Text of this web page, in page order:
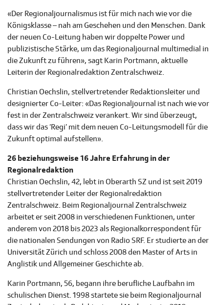
«Der Regionaljournalismus ist für mich nach wie vor die
Königsklasse – nah am Geschehen und den Menschen. Dank
der neuen Co-Leitung haben wir doppelte Power und
publizistische Stärke, um das Regionaljournal multimedial in
die Zukunft zu führen», sagt Karin Portmann, aktuelle
Leiterin der Regionalredaktion Zentralschweiz.
Christian Oechslin, stellvertretender Redaktionsleiter und
designierter Co-Leiter: «Das Regionaljournal ist nach wie vor
fest in der Zentralschweiz verankert. Wir sind überzeugt,
dass wir das ‘Regi’ mit dem neuen Co-Leitungsmodell für die
Zukunft optimal aufstellen».
26 beziehungsweise 16 Jahre Erfahrung in der
Regionalredaktion
Christian Oechslin, 42, lebt in Oberarth SZ und ist seit 2019
stellvertretender Leiter der Regionalredaktion
Zentralschweiz. Beim Regionaljournal Zentralschweiz
arbeitet er seit 2008 in verschiedenen Funktionen, unter
anderem von 2018 bis 2023 als Regionalkorrespondent für
die nationalen Sendungen von Radio SRF. Er studierte an der
Universität Zürich und schloss 2008 den Master of Arts in
Anglistik und Allgemeiner Geschichte ab.
Karin Portmann, 56, begann ihre berufliche Laufbahn im
schulischen Dienst. 1998 startete sie beim Regionaljournal